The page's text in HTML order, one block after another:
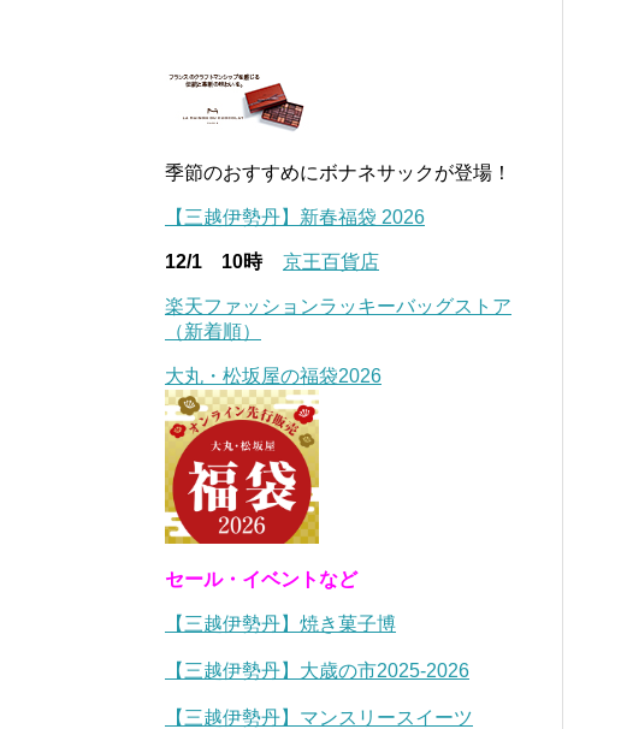
季節のおすすめにボナネサックが登場！
【三越伊勢丹】新春福袋 2026
12/1 10時 京王百貨店
楽天ファッションラッキーバッグストア
（新着順）
大丸・松坂屋の福袋2026
セール・イベントなど
【三越伊勢丹】焼き菓子博
【三越伊勢丹】大歳の市2025-2026
【三越伊勢丹】マンスリースイーツ